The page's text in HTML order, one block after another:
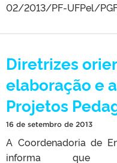
02/2013/PF-UFPel/
Diretrizes
elaboração e
Projetos
16 de setembro de 2013
A Coordenadoria de
informa que